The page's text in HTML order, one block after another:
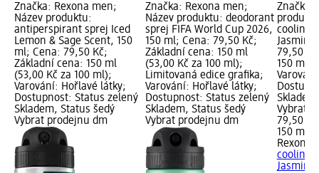
Značka: Rexona men;
Název produktu:
antiperspirant sprej Iced
Lemon & Sage Scent, 150
ml; Cena: 79,50 Kč;
Základní cena: 150 ml
(53,00 Kč za 100 ml);
Varování: Hořlavé látky;
Dostupnost: Status zelený
Skladem, Status šedý
Vybrat prodejnu dm
Značka: Rexona men;
Název produktu: deodorant
sprej FIFA World Cup 2026,
150 ml; Cena: 79,50 Kč;
Základní cena: 150 ml
(53,00 Kč za 100 ml);
Limitovaná edice grafika;
Varování: Hořlavé látky;
Dostupnost: Status zelený
Skladem, Status šedý
Vybrat prodejnu dm
Značka:
cooling
79,50
150 ml
Vybrat
79,50 Kč
150 ml
Rexona
cooling